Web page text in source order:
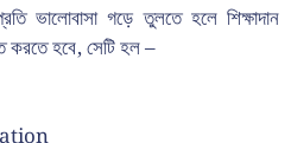
ভালোবাসা গড়ে তুলতে হলে শিক্ষাদান
করতে হবে, সেটি হল –